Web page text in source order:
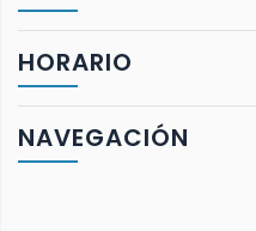
HORARIO
NAVEGACIÓN